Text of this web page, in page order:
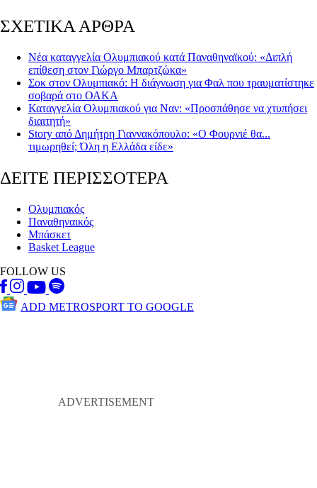
ΣΧΕΤΙΚΑ ΑΡΘΡΑ
Νέα καταγγελία Ολυμπιακού κατά Παναθηναϊκού: «Διπλή
επίθεση στον Γιώργο Μπαρτζώκα»
Σοκ στον Ολυμπιακό: Η διάγνωση για Φαλ που τραυματίστηκε
σοβαρά στο ΟΑΚΑ
Καταγγελία Ολυμπιακού για Ναν: «Προσπάθησε να χτυπήσει
διαιτητή»
Story από Δημήτρη Γιαννακόπουλο: «Ο Φουρνιέ θα...
τιμωρηθεί; Όλη η Ελλάδα είδε»
ΔΕΙΤΕ ΠΕΡΙΣΣΟΤΕΡΑ
Ολυμπιακός
Παναθηναικός
Μπάσκετ
Basket League
FOLLOW US
ADD METROSPORT TO GOOGLE